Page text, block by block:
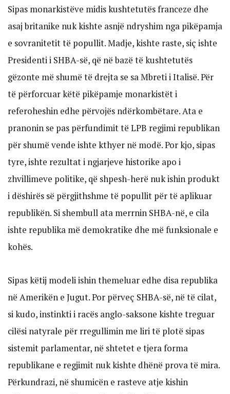
Sipas monarkistëve midis kushtetutës franceze dhe
asaj britanike nuk kishte asnjë ndryshim nga pikëpamja
e sovranitetit të popullit. Madje, kishte raste, siç ishte
Presidenti i SHBA-së, që në bazë të kushtetutës
gëzonte më shumë të drejta se sa Mbreti i Italisë. Për
të përforcuar këtë pikëpamje monarkistët i
referoheshin edhe përvojës ndërkombëtare. Ata e
pranonin se pas përfundimit të LPB regjimi republikan
për shumë vende ishte kthyer në modë. Por kjo, sipas
tyre, ishte rezultat i ngjarjeve historike apo i
zhvillimeve politike, që shpesh-herë nuk ishin produkt
i dëshirës së përgjithshme të popullit për të aplikuar
republikën. Si shembull ata merrnin SHBA-në, e cila
ishte republika më demokratike dhe më funksionale e
kohës.
Sipas këtij modeli ishin themeluar edhe disa republika
në Amerikën e Jugut. Por përveç SHBA-së, në të cilat,
si kudo, instinkti i racës anglo-saksone kishte treguar
cilësi natyrale për rregullimin me liri të plotë sipas
sistemit parlamentar, në shtetet e tjera forma
republikane e regjimit nuk kishte dhënë prova të mira.
Përkundrazi, në shumicën e rasteve atje kishin